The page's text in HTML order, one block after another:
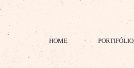
HOME PORTIFÓLIO